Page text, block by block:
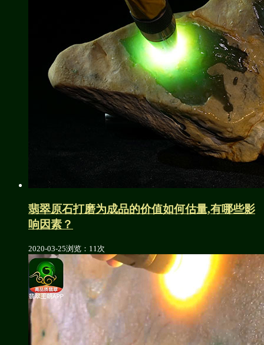
翡翠原石打磨为成品的价值如何估量,有哪些影
响因素？
2020-03-25浏览：11次